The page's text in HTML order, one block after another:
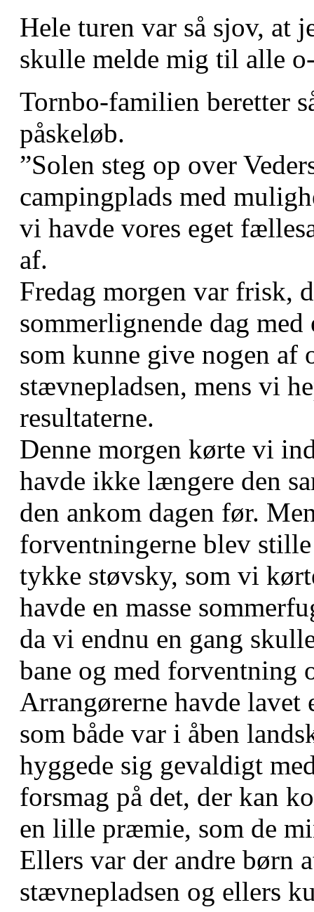
Hele turen var så sjov, at
skulle melde mig til alle
Tornbo-familien beretter
påskeløb.
”Solen steg op over
campingplads med
vi havde vores eget
af.
Fredag morgen var frisk,
sommerlignende dag
som kunne give nogen af
stævnepladsen, mens vi
resultaterne.
Denne morgen kørte vi
havde ikke længere den
den ankom dagen før.
forventningerne blev
tykke støvsky, som vi
havde en masse
da vi endnu en gang
bane og med forventning
Arrangørerne havde lavet
som både var i åben
hyggede sig gevaldigt
forsmag på det, der kan
en lille præmie, som de
Ellers var der andre børn
stævnepladsen og ellers